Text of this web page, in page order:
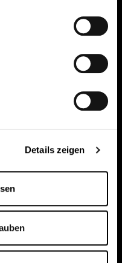
Details zeigen